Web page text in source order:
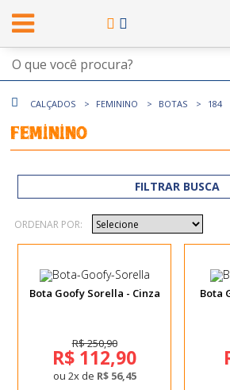
CALÇADOS FEMININO BOTAS 184
Feminino
FILTRAR BUSCA
ORDENAR POR:
Bota Goofy Sorella - Cinza
R$ 250,90
R$ 112,90
ou 2x de R$ 56,45
Bota